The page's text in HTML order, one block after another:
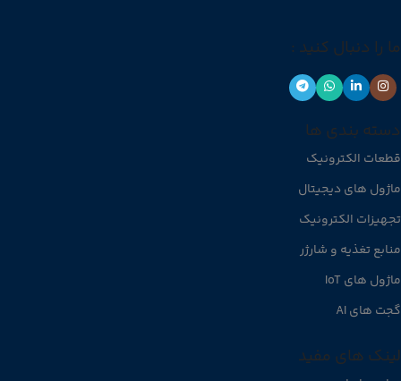
ما را دنبال کنید :
دسته بندی ها
قطعات الکترونیک
ماژول های دیجیتال
تجهیزات الکترونیک
منابع تغذیه و شارژر
ماژول های IoT
گجت های AI
لینک های مفید